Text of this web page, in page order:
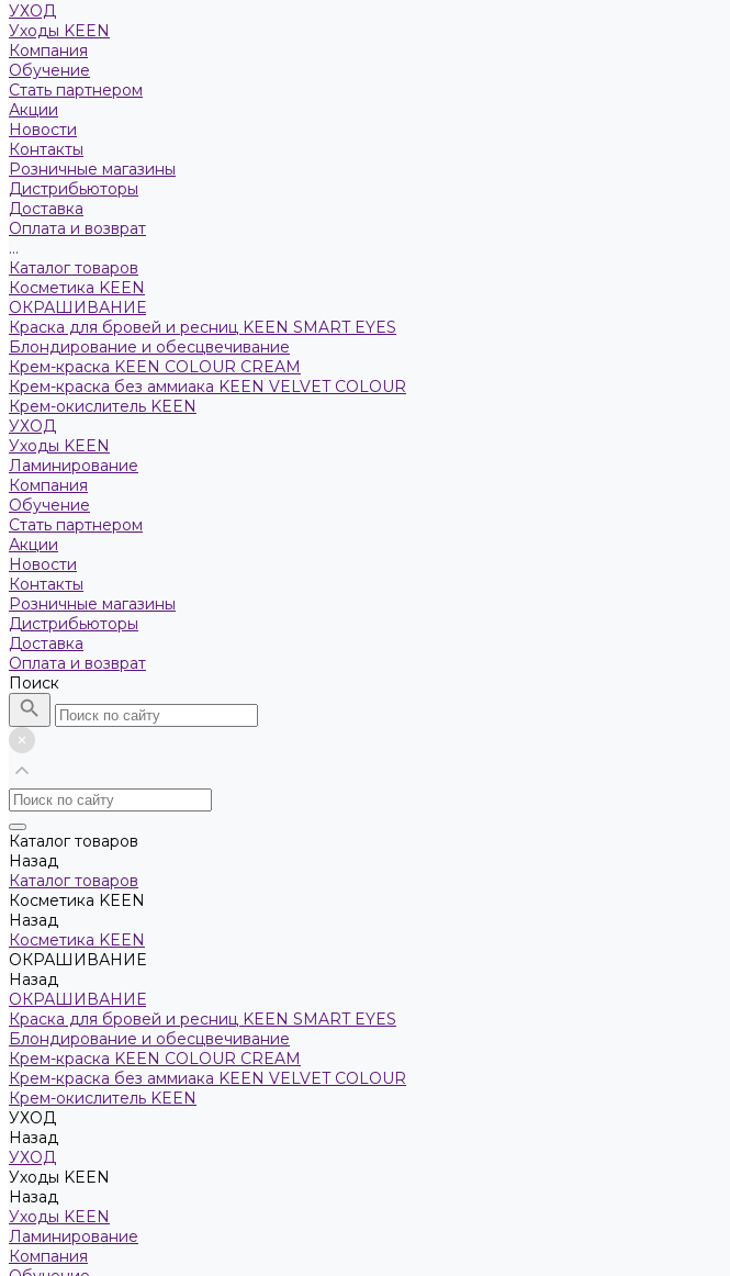
УХОД
Уходы KEEN
Компания
Обучение
Стать партнером
Акции
Новости
Контакты
Розничные магазины
Дистрибьюторы
Доставка
Оплата и возврат
...
Каталог товаров
Косметика KEEN
ОКРАШИВАНИЕ
Краска для бровей и ресниц KEEN SMART EYES
Блондирование и обесцвечивание
Крем-краска KEEN COLOUR CREAM
Крем-краска без аммиака KEEN VELVET COLOUR
Крем-окислитель KEEN
УХОД
Уходы KEEN
Ламинирование
Компания
Обучение
Стать партнером
Акции
Новости
Контакты
Розничные магазины
Дистрибьюторы
Доставка
Оплата и возврат
Поиск
Каталог товаров
Назад
Каталог товаров
Косметика KEEN
Назад
Косметика KEEN
ОКРАШИВАНИЕ
Назад
ОКРАШИВАНИЕ
Краска для бровей и ресниц KEEN SMART EYES
Блондирование и обесцвечивание
Крем-краска KEEN COLOUR CREAM
Крем-краска без аммиака KEEN VELVET COLOUR
Крем-окислитель KEEN
УХОД
Назад
УХОД
Уходы KEEN
Назад
Уходы KEEN
Ламинирование
Компания